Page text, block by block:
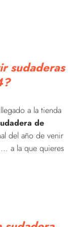
sudaderas
a la tienda
de
del año de venir
a la que quieres